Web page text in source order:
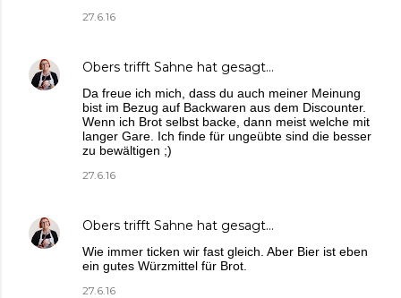
27.6.16
Obers trifft Sahne hat gesagt…
Da freue ich mich, dass du auch meiner Meinung
bist im Bezug auf Backwaren aus dem Discounter.
Wenn ich Brot selbst backe, dann meist welche mit
langer Gare. Ich finde für ungeübte sind die besser
zu bewältigen ;)
27.6.16
Obers trifft Sahne hat gesagt…
Wie immer ticken wir fast gleich. Aber Bier ist eben
ein gutes Würzmittel für Brot.
27.6.16